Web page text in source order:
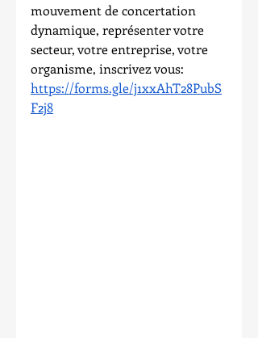
mouvement de concertation
dynamique, représenter votre
secteur, votre entreprise, votre
organisme, inscrivez vous:
https://forms.gle/j1xxAhT28PubS
F2j8